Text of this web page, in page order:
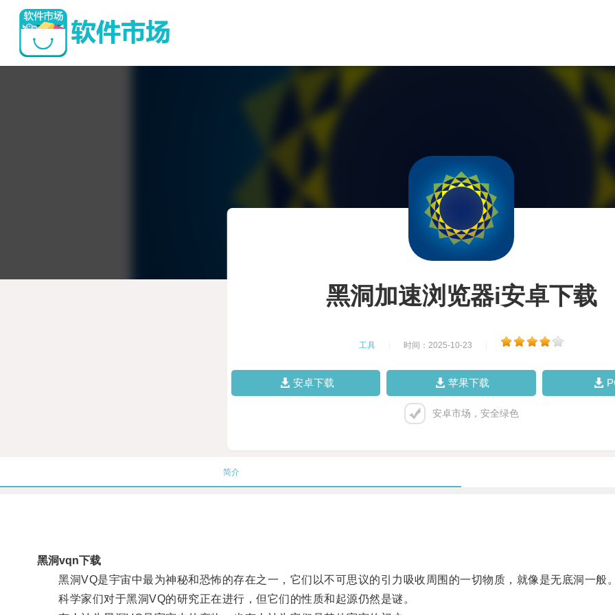
黑洞加速浏览器i安卓下载
工具 时间：2025-10-23
安卓下载 苹果下载
安卓市场，安全绿色
简介
黑洞vqn下载
黑洞VQ是宇宙中最为神秘和恐怖的存在之一，它们以不可思议的引力吸收周围的一切物质，就像是无底洞一般。
科学家们对于黑洞VQ的研究正在进行，但它们的性质和起源仍然是谜。